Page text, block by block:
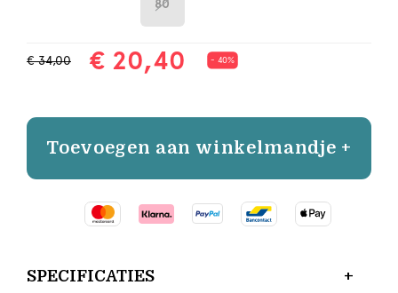
80
€ 34,00 € 20,40 - 40%
Toevoegen aan winkelmandje +
SPECIFICATIES